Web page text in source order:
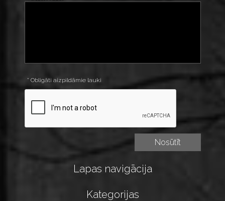
* Obligāti aizpildāmie lauki
Lapas navigācija
Kategorijas